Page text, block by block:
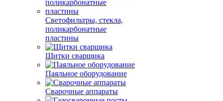
Светофильтры, стекла,
поликарбонатные
пластины
Щитки сварщика
Паяльное оборудование
Сварочные аппараты